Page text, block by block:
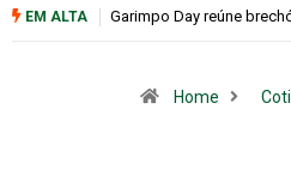
EM ALTA Bugonia transforma
Home